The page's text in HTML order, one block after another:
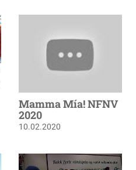
Mamma Mía! NFNV
2020
10.02.2020